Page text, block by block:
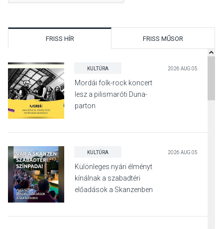
FRISS HÍR FRISS MŰSOR
KULTÚRA 2026 AUG 05
Mordái folk-rock koncert
lesz a pilismaróti Duna-
parton
KULTÚRA 2026 AUG 05
Különleges nyári élményt
kínálnak a szabadtéri
előadások a Skanzenben